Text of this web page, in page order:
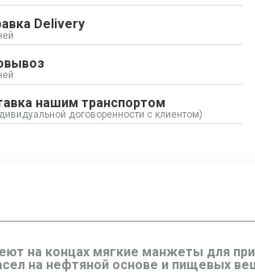
Delivery
нашим транспортом
договоренности с клиентом)
на концах мягкие манжеты для
на нефтяной основе и пищевых